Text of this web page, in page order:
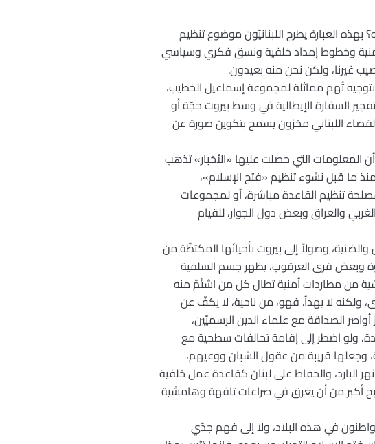
العبارة يطرح اللبنانيّون موضوع تنظيم
أمنية وخطوط إمداد خلفية ونسق فكري وسياسي
غيرنا، ولكن نحن منه بعيدون.
بدأ في ذلك التاريخ بتوجيه تُهم مماثلة لمجموعة إسماعيل الخطيب،
السفارة الإيطالية في وسط بيروت حجّة أو
اللبناني مخزون يسمح بتكوين صورة عن
المعلومات التي حصلت عليها «الأخبار» تذهب
ما قبل نشوء تنظيم «فتح الإسلام»،
تنظيم القاعدة مباشرة، أو لمجموعات
والعراق وبعض دول الجوار، للقيام
وصولاً إلى بيروت بأحيائها المكتظّة من
وبعض قرى العرقوب، يظهر جسم السلفية
من مطاردات أمنية تطال كل من اشتُمّ منه
لا يهدأ. فهو، من ناحية، لا يكفّ عن
الصداقة مع علماء الدين الرسميّين،
ولو اضطر إلى إقامة تحالفات سطحية مع
وجعلها قريبة من عقول الشبان ووعيهم،
والحفاظ على لبنان كقاعدة عمل خلفية
أكبر من أن يغرق في صراعات تافهة وهامشية
في هذه البلاد، ولا إلى فهم جدّي